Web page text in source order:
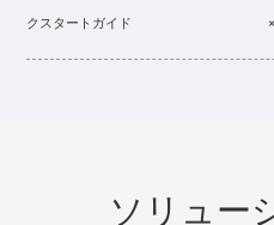
クスタートガイド
ソリュー